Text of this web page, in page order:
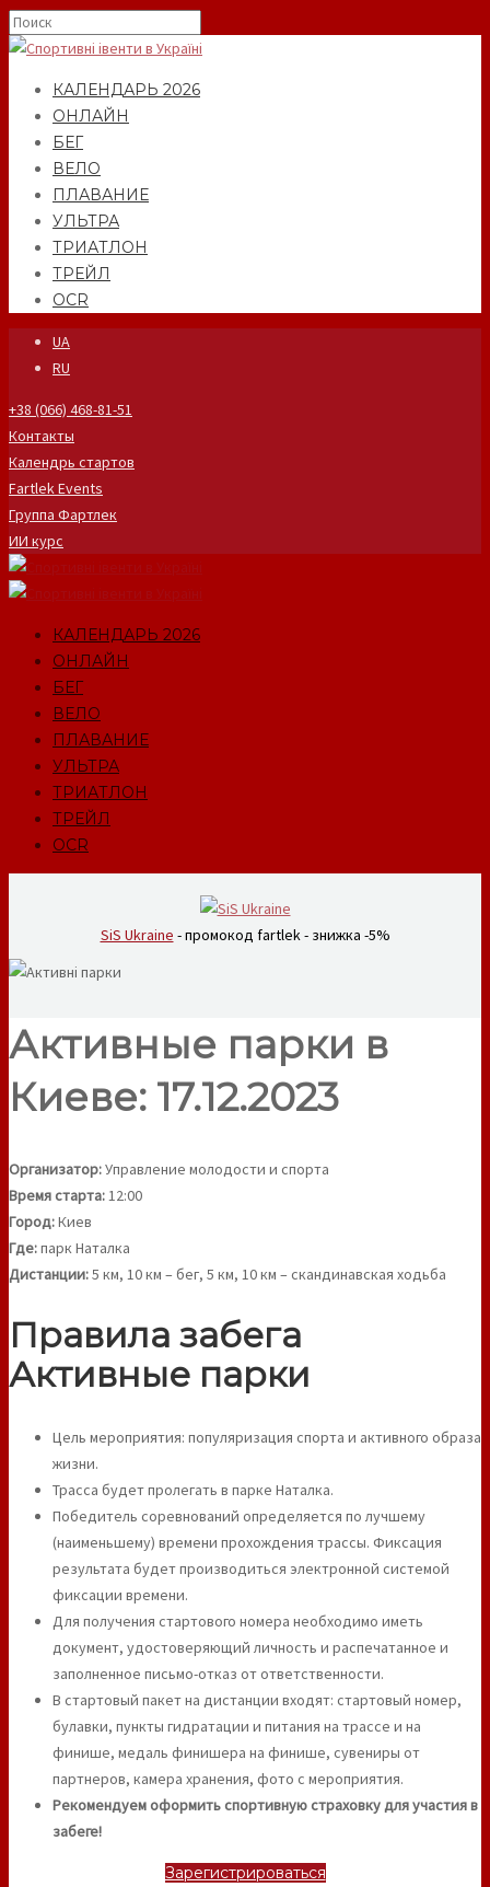
КАЛЕНДАРЬ 2026
ОНЛАЙН
БЕГ
ВЕЛО
ПЛАВАНИЕ
УЛЬТРА
ТРИАТЛОН
ТРЕЙЛ
OCR
UA
RU
+38 (066) 468-81-51
Контакты
Календрь стартов
Fartlek Events
Группа Фартлек
ИИ курс
КАЛЕНДАРЬ 2026
ОНЛАЙН
БЕГ
ВЕЛО
ПЛАВАНИЕ
УЛЬТРА
ТРИАТЛОН
ТРЕЙЛ
OCR
SiS Ukraine - промокод fartlek - знижка -5%
Активные парки в
Киеве: 17.12.2023
Организатор:Управление молодости и спорта
Время старта:12:00
Город:Киев
Где:парк Наталка
Дистанции:5 км, 10 км – бег, 5 км, 10 км – скандинавская ходьба
Правила забега
Активные парки
Цель мероприятия: популяризация спорта и активного образа
жизни.
Трасса будет пролегать в парке Наталка.
Победитель соревнований определяется по лучшему
(наименьшему) времени прохождения трассы. Фиксация
результата будет производиться электронной системой
фиксации времени.
Для получения стартового номера необходимо иметь
документ, удостоверяющий личность и распечатанное и
заполненное письмо-отказ от ответственности.
В стартовый пакет на дистанции входят: стартовый номер,
булавки, пункты гидратации и питания на трассе и на
финише, медаль финишера на финише, сувениры от
партнеров, камера хранения, фото с мероприятия.
Рекомендуем оформить спортивную страховку для участия в
забеге!
Зарегистрироваться